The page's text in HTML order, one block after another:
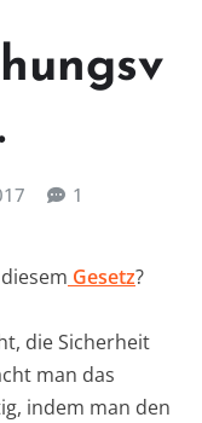
1
Gesetz?
die Sicherheit
man das
indem man den